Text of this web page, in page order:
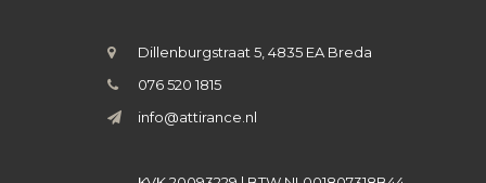
Dillenburgstraat 5, 4835 EA Breda
076 520 1815
info@attirance.nl